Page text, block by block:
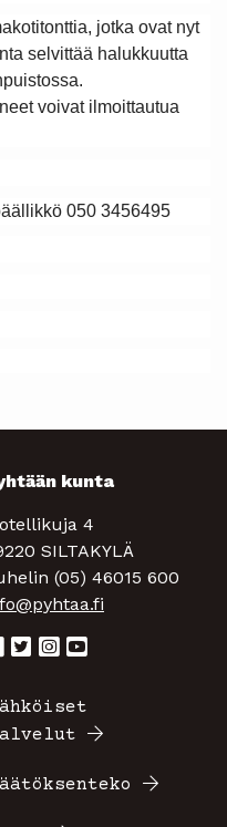
jotka ovat nyt
selvittää halukkuutta
voivat ilmoittautua
050 3456495
kunta
4
SILTAKYLÄ
(05) 46015 600